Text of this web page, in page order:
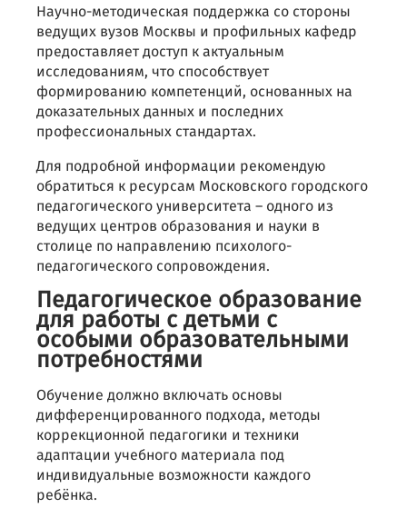
Научно-методическая поддержка со стороны
ведущих вузов Москвы и профильных кафедр
предоставляет доступ к актуальным
исследованиям, что способствует
формированию компетенций, основанных на
доказательных данных и последних
профессиональных стандартах.
Для подробной информации рекомендую
обратиться к ресурсам Московского городского
педагогического университета – одного из
ведущих центров образования и науки в
столице по направлению психолого-
педагогического сопровождения.
Педагогическое образование
для работы с детьми с
особыми образовательными
потребностями
Обучение должно включать основы
дифференцированного подхода, методы
коррекционной педагогики и техники
адаптации учебного материала под
индивидуальные возможности каждого
ребёнка.